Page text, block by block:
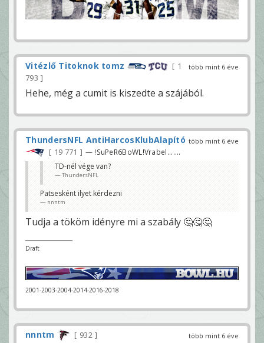
több mint 6 éve
Vitézlő Titoknok tomz
1
793
Hehe, még a cumit is kiszedte a szájából.
több mint 6 éve
ThundersNFL AntiHarcosKlubAlapító
19 771 — !SuPeR6BoWL!Vrabel.......
TD-nél vége van?
ThundersNFL
Patsesként ilyet kérdezni
nnntm
Tudja a tököm idényre mi a szabály 🤔🤔🤔
Draft
2001-2003-2004-2014-2016-2018
több mint 6 éve
nnntm 932